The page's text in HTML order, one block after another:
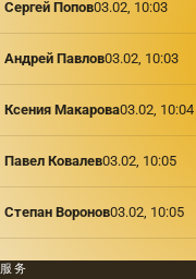
Сергей Попов03.02, 10:03
Андрей Павлов03.02, 10:03
Ксения Макарова03.02, 10:04
Павел Ковалев03.02, 10:05
Степан Воронов03.02, 10:05
服务